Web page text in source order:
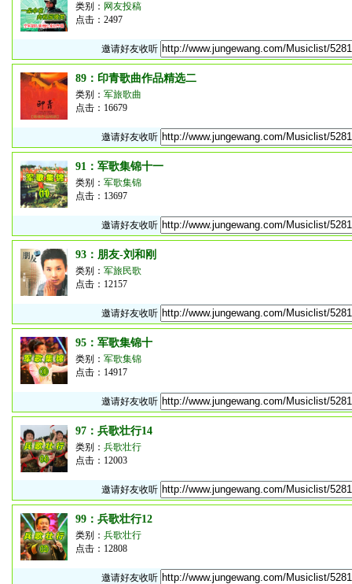
类别： 网友投稿
点击：2497
邀请好友收听
89：印青歌曲作品精选二
类别： 军旅歌曲
点击：16679
邀请好友收听
91：军歌集锦十一
类别： 军歌集锦
点击：13697
邀请好友收听
93：朋友-刘和刚
类别： 军旅民歌
点击：12157
邀请好友收听
95：军歌集锦十
类别： 军歌集锦
点击：14917
邀请好友收听
97：兵歌壮行14
类别： 兵歌壮行
点击：12003
邀请好友收听
99：兵歌壮行12
类别： 兵歌壮行
点击：12808
邀请好友收听